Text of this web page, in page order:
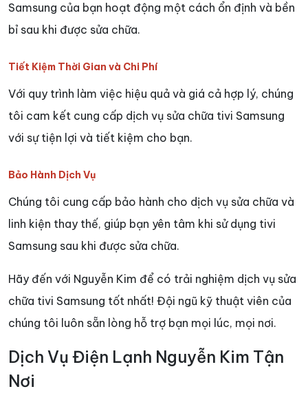
Samsung của bạn hoạt động một cách ổn định và bền
bỉ sau khi được sửa chữa.
Tiết Kiệm Thời Gian và Chi Phí
Với quy trình làm việc hiệu quả và giá cả hợp lý, chúng
tôi cam kết cung cấp dịch vụ sửa chữa tivi Samsung
với sự tiện lợi và tiết kiệm cho bạn.
Bảo Hành Dịch Vụ
Chúng tôi cung cấp bảo hành cho dịch vụ sửa chữa và
linh kiện thay thế, giúp bạn yên tâm khi sử dụng tivi
Samsung sau khi được sửa chữa.
Hãy đến với Nguyễn Kim để có trải nghiệm dịch vụ sửa
chữa tivi Samsung tốt nhất! Đội ngũ kỹ thuật viên của
chúng tôi luôn sẵn lòng hỗ trợ bạn mọi lúc, mọi nơi.
Dịch Vụ Điện Lạnh Nguyễn Kim Tận
Nơi